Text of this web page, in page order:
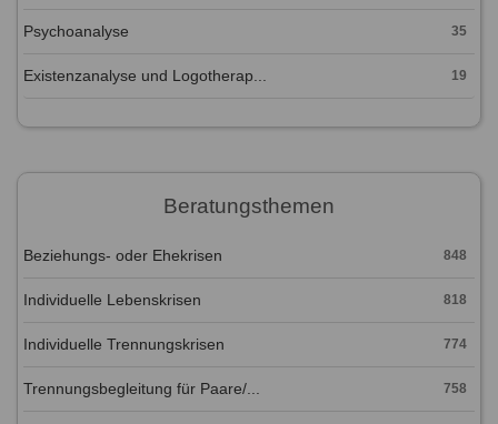
Psychoanalyse 35
Existenzanalyse und Logotherap... 19
Beratungsthemen
Beziehungs- oder Ehekrisen 848
Individuelle Lebenskrisen 818
Individuelle Trennungskrisen 774
Trennungsbegleitung für Paare/... 758